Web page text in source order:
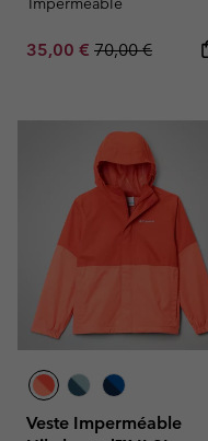
Sale price:
35,00 € Regular price:
70,00 €
Veste Imperméable